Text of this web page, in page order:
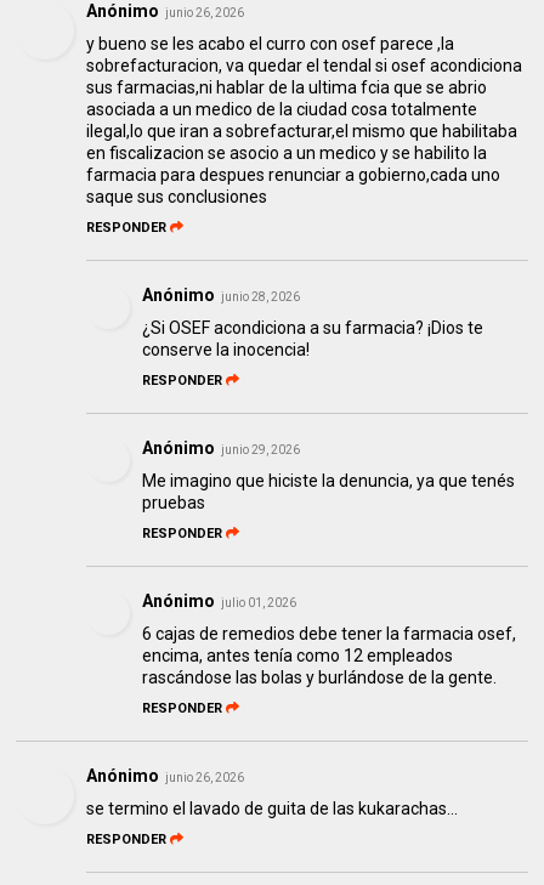
Anónimo junio 26, 2026
y bueno se les acabo el curro con osef parece ,la
sobrefacturacion, va quedar el tendal si osef acondiciona
sus farmacias,ni hablar de la ultima fcia que se abrio
asociada a un medico de la ciudad cosa totalmente
ilegal,lo que iran a sobrefacturar,el mismo que habilitaba
en fiscalizacion se asocio a un medico y se habilito la
farmacia para despues renunciar a gobierno,cada uno
saque sus conclusiones
RESPONDER
Anónimo junio 28, 2026
¿Si OSEF acondiciona a su farmacia? ¡Dios te
conserve la inocencia!
RESPONDER
Anónimo junio 29, 2026
Me imagino que hiciste la denuncia, ya que tenés
pruebas
RESPONDER
Anónimo julio 01, 2026
6 cajas de remedios debe tener la farmacia osef,
encima, antes tenía como 12 empleados
rascándose las bolas y burlándose de la gente.
RESPONDER
Anónimo junio 26, 2026
se termino el lavado de guita de las kukarachas...
RESPONDER